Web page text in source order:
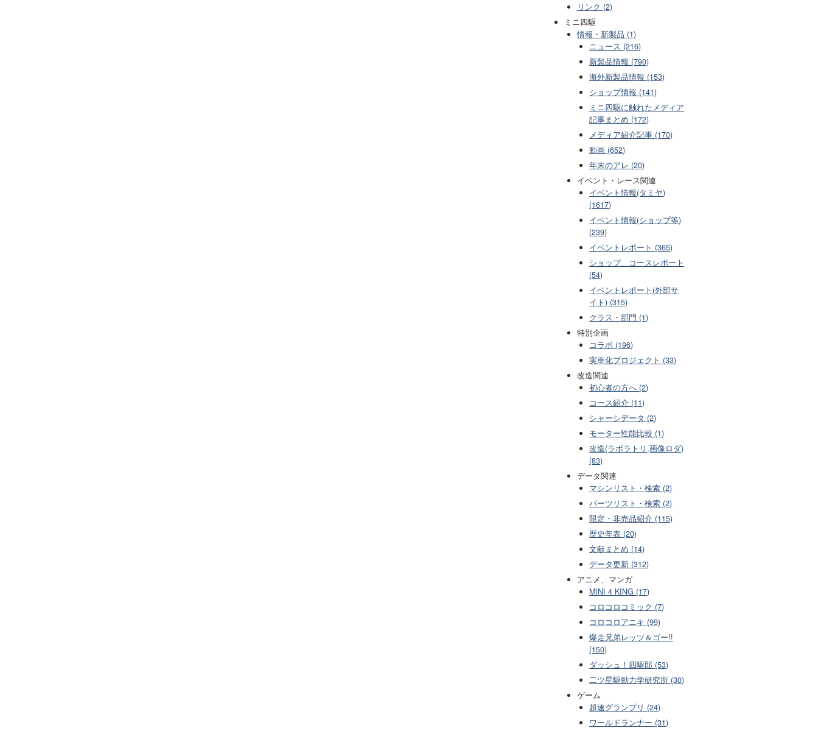
リンク (2)
ミニ四駆
情報・新製品 (1)
ニュース (216)
新製品情報 (790)
海外新製品情報 (153)
ショップ情報 (141)
ミニ四駆に触れたメディア
記事まとめ (172)
メディア紹介記事 (170)
動画 (652)
年末のアレ (20)
イベント・レース関連
イベント情報(タミヤ)
(1617)
イベント情報(ショップ等)
(239)
イベントレポート (365)
ショップ、コースレポート
(54)
イベントレポート(外部サ
イト) (315)
クラス・部門 (1)
特別企画
コラボ (196)
実車化プロジェクト (33)
改造関連
初心者の方へ (2)
コース紹介 (11)
シャーシデータ (2)
モーター性能比較 (1)
改造(ラボラトリ,画像ロダ)
(83)
データ関連
マシンリスト・検索 (2)
パーツリスト・検索 (2)
限定・非売品紹介 (115)
歴史年表 (20)
文献まとめ (14)
データ更新 (312)
アニメ、マンガ
MINI 4 KING (17)
コロコロコミック (7)
コロコロアニキ (99)
爆走兄弟レッツ＆ゴー!!
(150)
ダッシュ！四駆郎 (53)
二ツ星駆動力学研究所 (30)
ゲーム
超速グランプリ (24)
ワールドランナー (31)